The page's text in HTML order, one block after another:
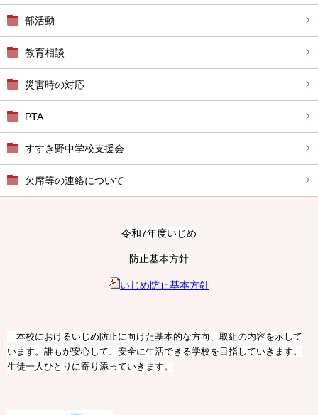
部活動
教育相談
災害時の対応
PTA
すすき野中学校支援会
欠席等の連絡について
令和7年度いじめ
防止基本方針
いじめ防止基本方針
本校におけるいじめ防止に向けた基本的な方向、取組の内容を示して
います。誰もが安心して、安全に生活できる学校を目指していきます。
生徒一人ひとりに寄り添っていきます。